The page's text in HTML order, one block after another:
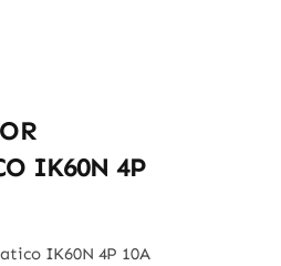
IK60N 4P
IK60N 4P 10A